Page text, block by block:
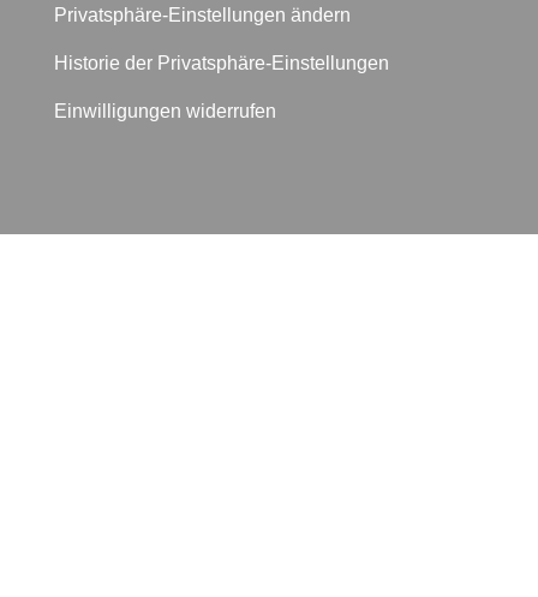
Privatsphäre-Einstellungen ändern
Historie der Privatsphäre-Einstellungen
Einwilligungen widerrufen